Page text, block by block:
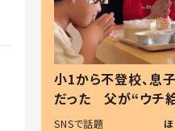
小1から不登校、息子
だった 父が“ウチ
る理由とは #令和
SNSで話題